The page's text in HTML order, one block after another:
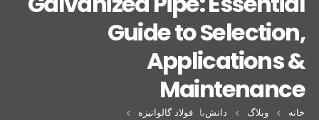
Guide to Selection,
Applications &
Maintenance
خانه وبلاگ دانشبا فولاد گالوانیزه